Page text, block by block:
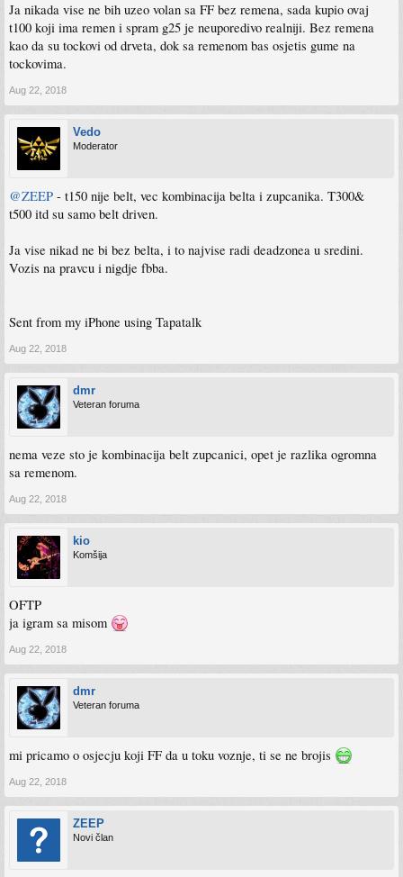
Ja nikada vise ne bih uzeo volan sa FF bez remena, sada kupio ovaj
t100 koji ima remen i spram g25 je neuporedivo realniji. Bez remena
kao da su tockovi od drveta, dok sa remenom bas osjetis gume na
tockovima.
Aug 22, 2018
Vedo
Moderator
@ZEEP - t150 nije belt, vec kombinacija belta i zupcanika. T300&
t500 itd su samo belt driven.
Ja vise nikad ne bi bez belta, i to najvise radi deadzonea u sredini.
Vozis na pravcu i nigdje fbba.
Sent from my iPhone using Tapatalk
Aug 22, 2018
dmr
Veteran foruma
nema veze sto je kombinacija belt zupcanici, opet je razlika ogromna
sa remenom.
Aug 22, 2018
kio
Komšija
OFTP
ja igram sa misom
Aug 22, 2018
dmr
Veteran foruma
mi pricamo o osjecju koji FF da u toku voznje, ti se ne brojis
Aug 22, 2018
ZEEP
Novi član